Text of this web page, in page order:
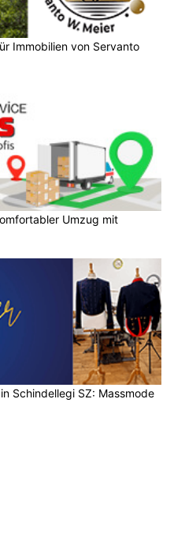
Immobilien von Servanto
Umzug mit
Schindellegi SZ: Massmode